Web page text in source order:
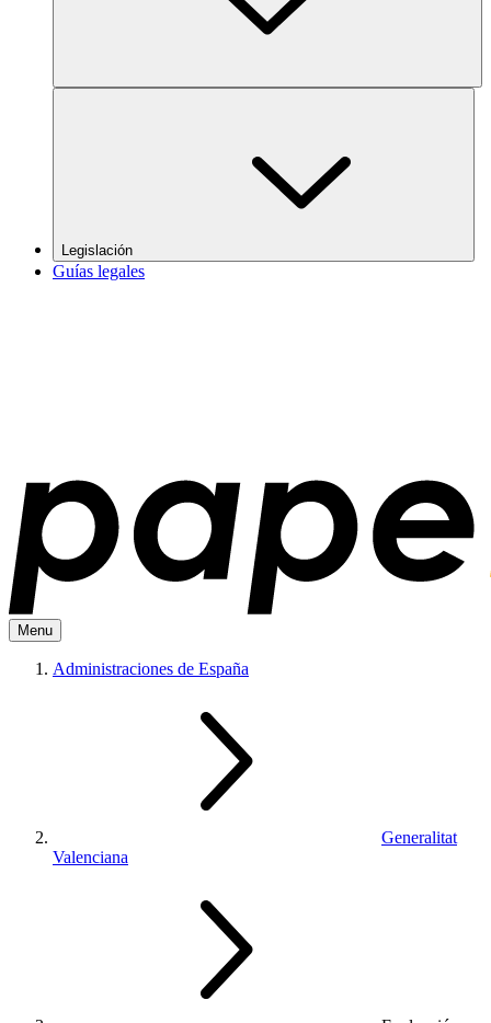
Legislación
Guías legales
Menu
Administraciones de España
Generalitat
Valenciana